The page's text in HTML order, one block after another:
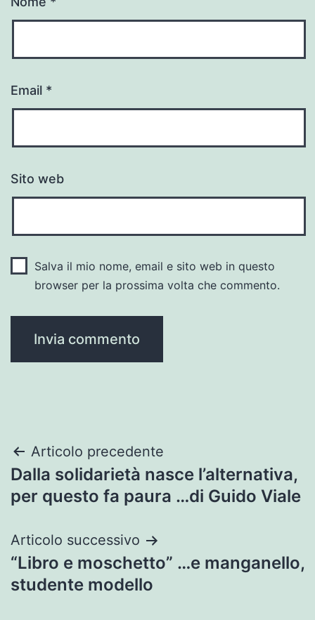
Email *
Sito web
Salva il mio nome, email e sito web in questo
browser per la prossima volta che commento.
Navigazione
articoli
Articolo precedente
Dalla solidarietà nasce l’alternativa,
per questo fa paura …di Guido Viale
Articolo successivo
“Libro e moschetto” …e manganello,
studente modello